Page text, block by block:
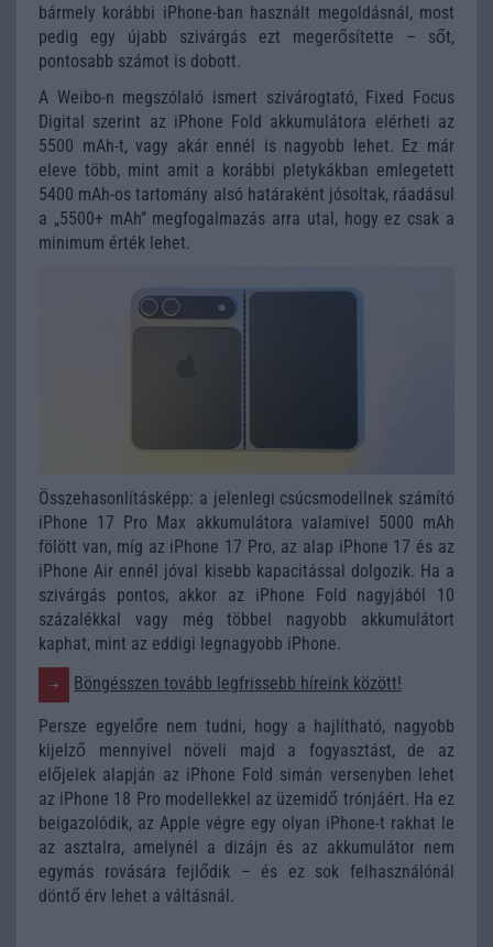
bármely korábbi iPhone-ban használt megoldásnál, most
pedig egy újabb szivárgás ezt megerősítette – sőt,
pontosabb számot is dobott.
A Weibo-n megszólaló ismert szivárogtató, Fixed Focus
Digital szerint az iPhone Fold akkumulátora elérheti az
5500 mAh-t, vagy akár ennél is nagyobb lehet. Ez már
eleve több, mint amit a korábbi pletykákban emlegetett
5400 mAh-os tartomány alsó határaként jósoltak, ráadásul
a „5500+ mAh” megfogalmazás arra utal, hogy ez csak a
minimum érték lehet.
Összehasonlításképp: a jelenlegi csúcsmodellnek számító
iPhone 17 Pro Max akkumulátora valamivel 5000 mAh
fölött van, míg az iPhone 17 Pro, az alap iPhone 17 és az
iPhone Air ennél jóval kisebb kapacitással dolgozik. Ha a
szivárgás pontos, akkor az iPhone Fold nagyjából 10
százalékkal vagy még többel nagyobb akkumulátort
kaphat, mint az eddigi legnagyobb iPhone.
Böngésszen tovább legfrissebb híreink között!
Persze egyelőre nem tudni, hogy a hajlítható, nagyobb
kijelző mennyivel növeli majd a fogyasztást, de az
előjelek alapján az iPhone Fold simán versenyben lehet
az iPhone 18 Pro modellekkel az üzemidő trónjáért. Ha ez
beigazolódik, az Apple végre egy olyan iPhone-t rakhat le
az asztalra, amelynél a dizájn és az akkumulátor nem
egymás rovására fejlődik – és ez sok felhasználónál
döntő érv lehet a váltásnál.